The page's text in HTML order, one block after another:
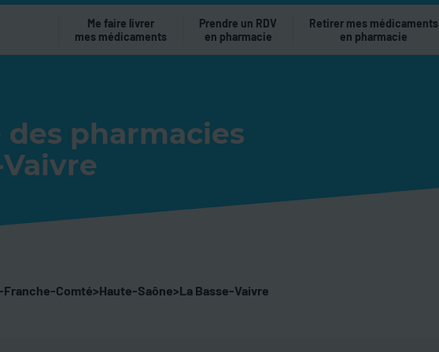
Me faire livrer
mes médicaments
Prendre un RDV
en pharmacie
Retirer mes médicaments
en pharmacie
pharmacies
Comté>Haute-Saône>La Basse-Vaivre